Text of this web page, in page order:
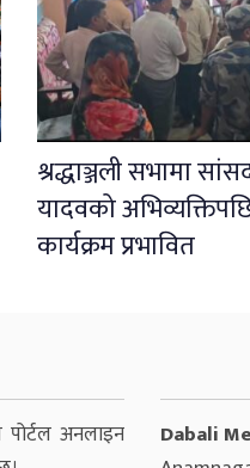
श्रद्धाञ्जली सभामा
यादवको
कार्यक्रम प्रभावित
पोर्टल अनलाइन
Dabali